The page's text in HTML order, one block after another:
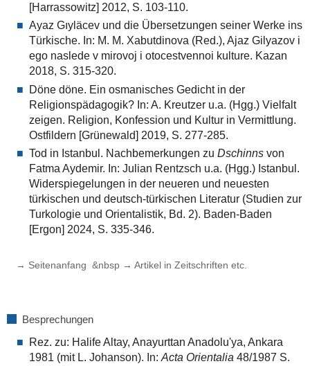
[Harrassowitz] 2012, S. 103-110.
Ayaz Gıyläcev und die Übersetzungen seiner Werke ins
Türkische. In: M. M. Xabutdinova (Red.), Ajaz Gilyazov i
ego naslede v mirovoj i otocestvennoi kulture. Kazan
2018, S. 315-320.
Döne döne. Ein osmanisches Gedicht in der
Religionspädagogik? In: A. Kreutzer u.a. (Hgg.) Vielfalt
zeigen. Religion, Konfession und Kultur in Vermittlung.
Ostfildern [Grünewald] 2019, S. 277-285.
Tod in Istanbul. Nachbemerkungen zu Dschinns von
Fatma Aydemir. In: Julian Rentzsch u.a. (Hgg.) Istanbul.
Widerspiegelungen in der neueren und neuesten
türkischen und deutsch-türkischen Literatur (Studien zur
Turkologie und Orientalistik, Bd. 2). Baden-Baden
[Ergon] 2024, S. 335-346.
→ Seitenanfang &nbsp → Artikel in Zeitschriften etc.
Besprechungen
Rez. zu: Halife Altay, Anayurttan Anadolu'ya, Ankara
1981 (mit L. Johanson). In: Acta Orientalia 48/1987 S.